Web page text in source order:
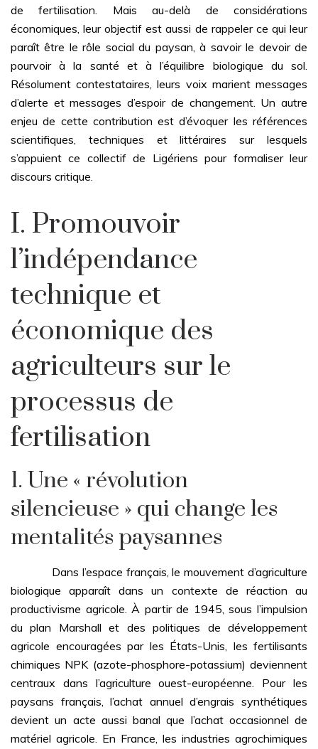
de fertilisation. Mais au-delà de considérations
économiques, leur objectif est aussi de rappeler ce qui leur
paraît être le rôle social du paysan, à savoir le devoir de
pourvoir à la santé et à l’équilibre biologique du sol.
Résolument contestataires, leurs voix marient messages
d’alerte et messages d’espoir de changement. Un autre
enjeu de cette contribution est d’évoquer les références
scientifiques, techniques et littéraires sur lesquels
s’appuient ce collectif de Ligériens pour formaliser leur
discours critique.
I. Promouvoir
l’indépendance
technique et
économique des
agriculteurs sur le
processus de
fertilisation
1. Une « révolution
silencieuse » qui change les
mentalités paysannes
Dans l’espace français, le mouvement d’agriculture
biologique apparaît dans un contexte de réaction au
productivisme agricole. À partir de 1945, sous l’impulsion
du plan Marshall et des politiques de développement
agricole encouragées par les États-Unis, les fertilisants
chimiques NPK (azote-phosphore-potassium) deviennent
centraux dans l’agriculture ouest-européenne. Pour les
paysans français, l’achat annuel d’engrais synthétiques
devient un acte aussi banal que l’achat occasionnel de
matériel agricole. En France, les industries agrochimiques